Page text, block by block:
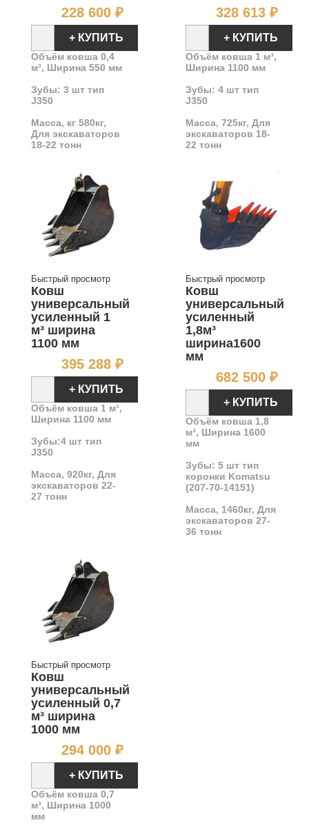
228 600 ₽Цена
+ КУПИТЬ
Объём ковша 0,4
м³, Ширина 550 мм
Зубы: 3 шт тип
J350
Масса, кг 580кг,
Для экскаваторов
18-22 тонн
328 613 ₽
+ КУПИТЬ
Объём ковша 1 м³,
Ширина 1100 мм
Зубы: 4 шт тип
J350
Масса, 725кг, Для
экскаваторов 18-
22 тонн
Быстрый просмотр
Ковш
универсальный
усиленный 1
м³ ширина
1100 мм
395 288 ₽Цена
+ КУПИТЬ
Объём ковша 1 м³,
Ширина 1100 мм
Зубы:4 шт тип
J350
Масса, 920кг, Для
экскаваторов 22-
27 тонн
Быстрый просмотр
Ковш
универсальный
усиленный
1,8м³
ширина1600
мм
682 500 ₽
+ КУПИТЬ
Объём ковша 1,8
м³, Ширина 1600
мм
Зубы: 5 шт тип
коронки Komatsu
(207-70-14151)
Масса, 1460кг, Для
экскаваторов 27-
36 тонн
Быстрый просмотр
Ковш
универсальный
усиленный 0,7
м³ ширина
1000 мм
294 000 ₽Цена
+ КУПИТЬ
Объём ковша 0,7
м³, Ширина 1000
мм